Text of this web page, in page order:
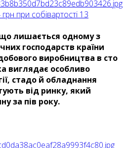
при собівартості 13
лишається одному з
господарств країни
виробництва в сто
виглядає особливо
стадо й обладнання
від ринку, який
за пів року.